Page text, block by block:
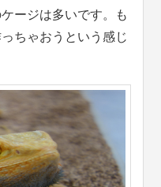
ージは多いです。も
ちゃおうという感じ